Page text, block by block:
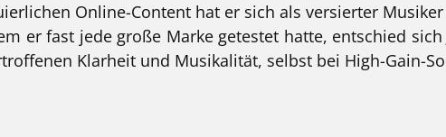
Online-Content hat er sich als versierter
er fast jede große Marke getestet hatte, entschied
Klarheit und Musikalität, selbst bei High-Gain-